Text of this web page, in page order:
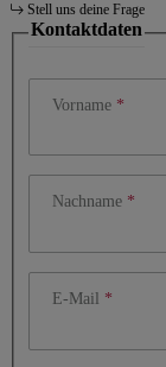
Stell uns deine Frage
Kontaktdaten
Vorname
Nachname
E-Mail